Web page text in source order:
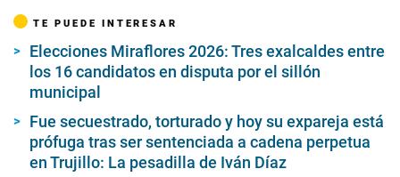
TE PUEDE INTERESAR
Elecciones Miraflores 2026: Tres exalcaldes entre
los 16 candidatos en disputa por el sillón
municipal
Fue secuestrado, torturado y hoy su expareja está
prófuga tras ser sentenciada a cadena perpetua
en Trujillo: La pesadilla de Iván Díaz